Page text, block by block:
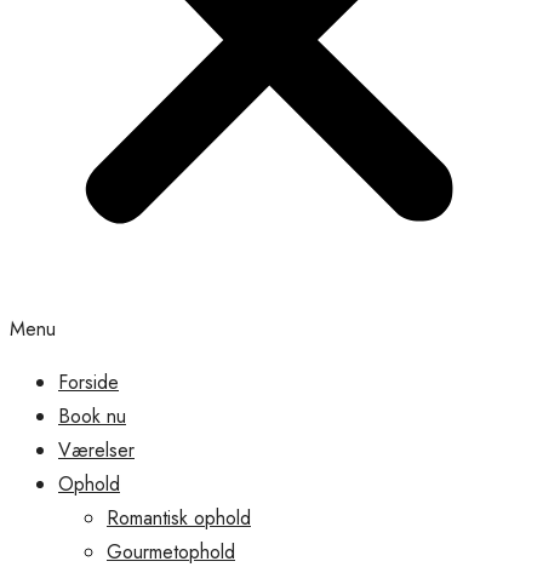
Menu
Forside
Book nu
Værelser
Ophold
Romantisk ophold
Gourmetophold